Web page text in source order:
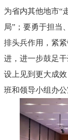
为省内其他地市“
局”；要勇于担当
排头兵作用，紧
进，进一步鼓足
设上见到更大成
班和领导小组办